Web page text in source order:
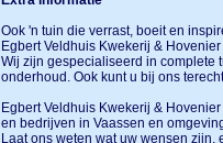
Ook 'n tuin die verrast, boeit en
Egbert Veldhuis Kwekerij &
Wij zijn gespecialiseerd in complete
onderhoud. Ook kunt u bij ons
Egbert Veldhuis Kwekerij &
en bedrijven in Vaassen en
Laat ons weten wat uw wensen